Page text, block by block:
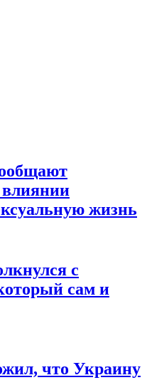
жизнь
с
сам и
что Украину